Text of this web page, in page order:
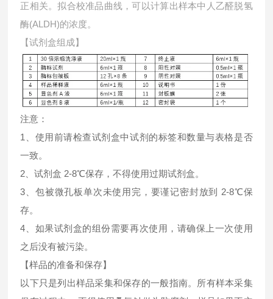
正相关。拟合校准品曲线，可以计算出样本中 人乙醛脱氢
酶(ALDH)的浓度。
【试剂盒组成】
注意：
1、使用前请检查试剂盒中试剂的标签和数量与表格是否
一致。
2、试剂盒 2-8℃保存，不得使用过期试剂盒。
3、包被微孔板单次未使用完，要谨记密封放到 2-8℃保
存。
4、如果试剂盒的组份需要再次使用，请确保上一次使用
之后没有被污染。
【样品的准备和保存】
以下只是列出样品采集和保存的一般指南。所有样本采集